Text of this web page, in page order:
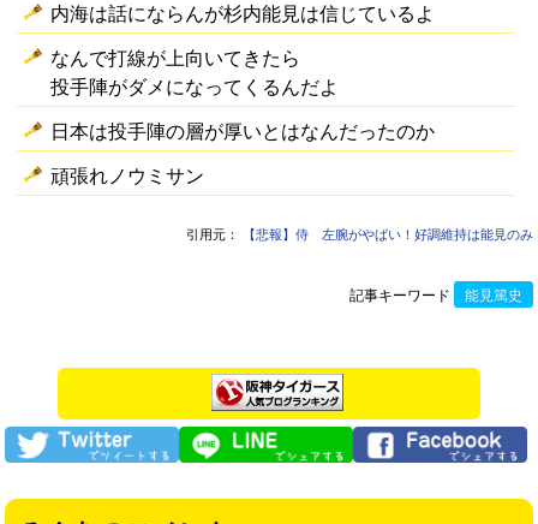
内海は話にならんが杉内能見は信じているよ
なんで打線が上向いてきたら
投手陣がダメになってくるんだよ
日本は投手陣の層が厚いとはなんだったのか
頑張れノウミサン
引用元： 【悲報】侍 左腕がやばい！好調維持は能見のみ
記事キーワード 能見篤史